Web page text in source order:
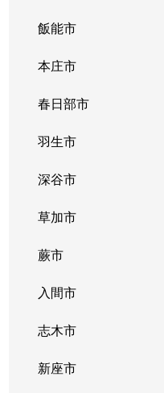
飯能市
本庄市
春日部市
羽生市
深谷市
草加市
蕨市
入間市
志木市
新座市